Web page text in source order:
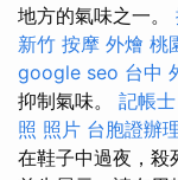
地方的氣味之一。
新竹 按摩 外燴 桃
google seo 台中
抑制氣味。 記帳
照 照片 台胞證辦
在鞋子中過夜，殺